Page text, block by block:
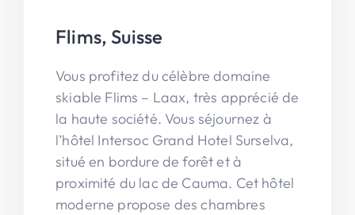
Flims, Suisse
Vous profitez du célèbre domaine
skiable Flims – Laax, très apprécié de
la haute société. Vous séjournez à
l’hôtel Intersoc Grand Hotel Surselva,
situé en bordure de forêt et à
proximité du lac de Cauma. Cet hôtel
moderne propose des chambres